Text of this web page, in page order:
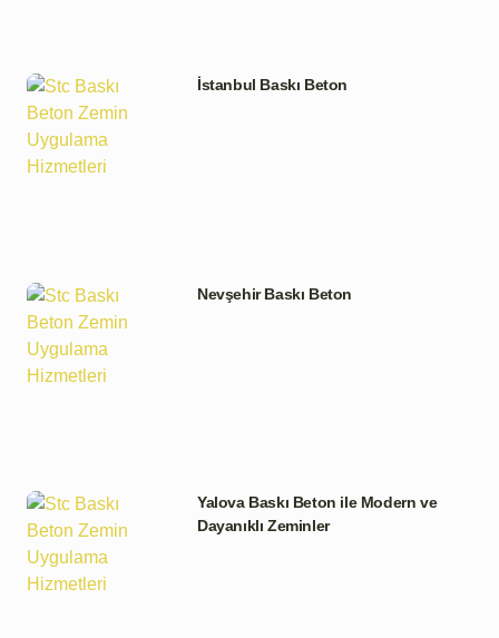
İstanbul Baskı Beton
Nevşehir Baskı Beton
Yalova Baskı Beton ile Modern ve
Dayanıklı Zeminler